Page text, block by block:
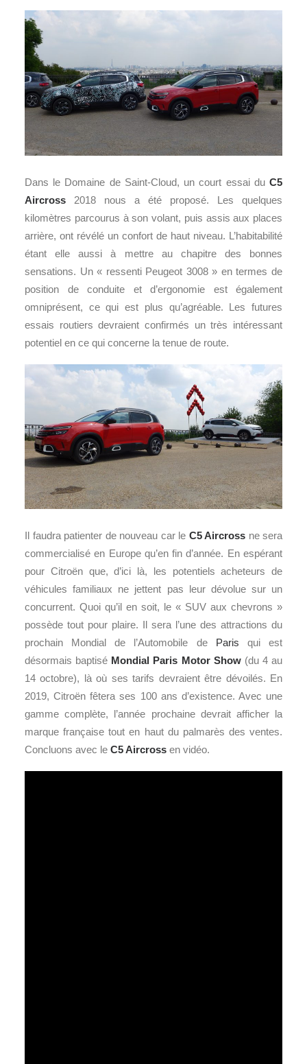
Dans le Domaine de Saint-Cloud, un court essai du C5
Aircross 2018 nous a été proposé. Les quelques
kilomètres parcourus à son volant, puis assis aux places
arrière, ont révélé un confort de haut niveau. L’habitabilité
étant elle aussi à mettre au chapitre des bonnes
sensations. Un « ressenti Peugeot 3008 » en termes de
position de conduite et d’ergonomie est également
omniprésent, ce qui est plus qu’agréable. Les futures
essais routiers devraient confirmés un très intéressant
potentiel en ce qui concerne la tenue de route.
Il faudra patienter de nouveau car le C5 Aircross ne sera
commercialisé en Europe qu’en fin d’année. En espérant
pour Citroën que, d’ici là, les potentiels acheteurs de
véhicules familiaux ne jettent pas leur dévolue sur un
concurrent. Quoi qu’il en soit, le « SUV aux chevrons »
possède tout pour plaire. Il sera l’une des attractions du
prochain Mondial de l’Automobile de Paris qui est
désormais baptisé Mondial Paris Motor Show(du 4 au
14 octobre), là où ses tarifs devraient être dévoilés. En
2019, Citroën fêtera ses 100 ans d’existence. Avec une
gamme complète, l’année prochaine devrait afficher la
marque française tout en haut du palmarès des ventes.
Concluons avec le C5 Aircross en vidéo.